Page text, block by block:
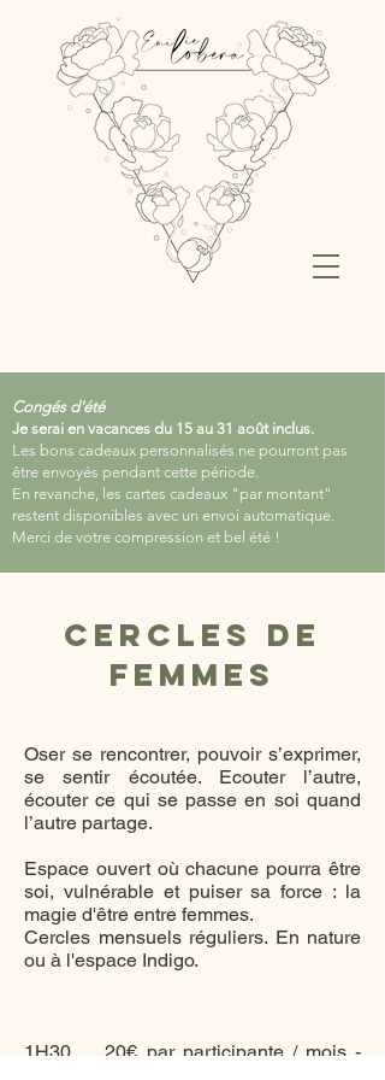
Congés d'été
Je serai en vacances du 15 au 31 août inclus.
Les bons cadeaux personnalisés ne pourront pas
être envoyés pendant cette période.
En revanche, les cartes cadeaux "par montant"
restent disponibles avec un envoi automatique.
Merci de votre compression et bel été !
cercles de
femmes
Oser se rencontrer, pouvoir s’exprimer,
se sentir écoutée. Ecouter l’autre,
écouter ce qui se passe en soi quand
l’autre partage.
Espace ouvert où chacune pourra être
soi, vulnérable et puiser sa force : la
magie d'être entre femmes.
Cercles mensuels réguliers. En nature
ou à l'espace Indigo.
1H30 20€ par participante / mois -